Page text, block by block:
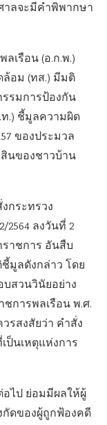
าลจะมีคำพิพากษา
เรือน (อ.ก.พ.)
ล้อม (ทส.) มีมติ
รมการป้องกัน
.) ชี้มูลความผิด
ของประมวล
นของชาวบ้าน
กระทรวง
ลงวันที่ 2
ราชการ อันสืบ
มูลดังกล่าว โดย
สวนวินัยอย่าง
การพลเรือน พ.ศ.
รสงสัยว่า คำสั่ง
ป็นเหตุแห่งการ
ไป ย่อมมีผลให้ผู้
กัดของผู้ถูกฟ้องคดี